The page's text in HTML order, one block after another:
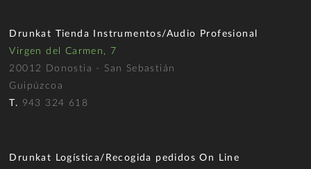
Drunkat Tienda Instrumentos/Audio Profesional
Virgen del Carmen, 7
20012 Donostia - San Sebastián
Guipúzcoa
T. 943 324 618
Drunkat Logística/Recogida pedidos On Line